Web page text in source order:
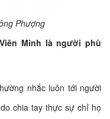
Phượng
Minh là người phù
nhắc luôn tới người
chia tay thực sự chỉ họ